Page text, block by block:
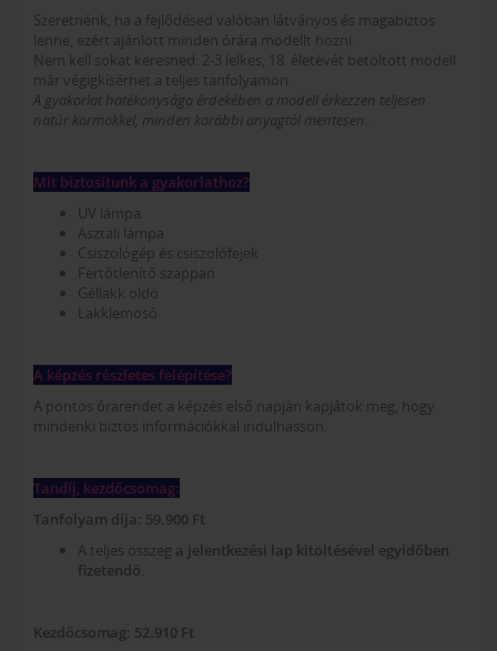
Szeretnénk, ha a fejlődésed valóban látványos és magabiztos
lenne, ezért ajánlott minden órára modellt hozni.
Nem kell sokat keresned: 2-3 lelkes, 18. életévét betöltött modell
már végigkísérhet a teljes tanfolyamon.
A gyakorlat hatékonysága érdekében a modell érkezzen teljesen
natúr körmökkel, minden korábbi anyagtól mentesen
Mit biztosítunk a gyakorlathoz?
UV lámpa
Asztali lámpa
Csiszológép és csiszolófejek
Fertőtlenítő szappan
Géllakk oldó
Lakklemosó
A képzés részletes felépítése?
A pontos órarendet a képzés első napján kapjátok meg, hogy
mindenki biztos információkkal indulhasson.
Tandíj, kezdőcsomag:
Tanfolyam díja: 59.900 Ft
A teljes összeg a jelentkezési lap kitöltésével egyidőben
fizetendő
Kezdőcsomag: 52.910 Ft